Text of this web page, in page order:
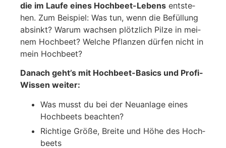
die im Lau­fe eines Hoch­beet-Lebens ent­ste­
hen. Zum Bei­spiel: Was tun, wenn die Befül­lung
absinkt? War­um wach­sen plötz­lich Pil­ze in mei­
nem Hoch­beet? Wel­che Pflan­zen dür­fen nicht in
mein Hoch­beet?
Danach geht’s mit Hoch­beet-Basics und Pro­fi-
Wis­sen wei­ter:
Was musst du bei der Neu­an­la­ge eines
Hoch­beets beach­ten?
Rich­ti­ge Grö­ße, Brei­te und Höhe des Hoch­
beets